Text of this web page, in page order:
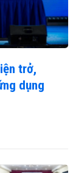
trở,
dụng